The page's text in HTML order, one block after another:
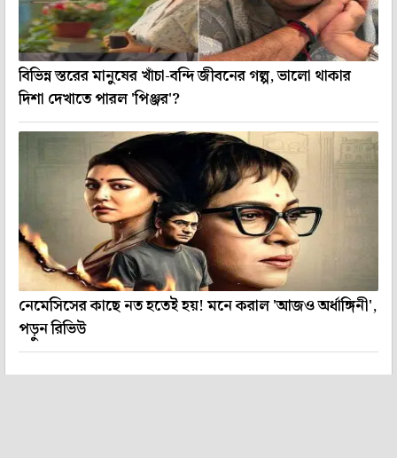
বিভিন্ন স্তরের মানুষের খাঁচা-বন্দি জীবনের গল্প, ভালো থাকার
দিশা দেখাতে পারল 'পিঞ্জর'?
নেমেসিসের কাছে নত হতেই হয়! মনে করাল 'আজও অর্ধাঙ্গিনী',
পড়ুন রিভিউ